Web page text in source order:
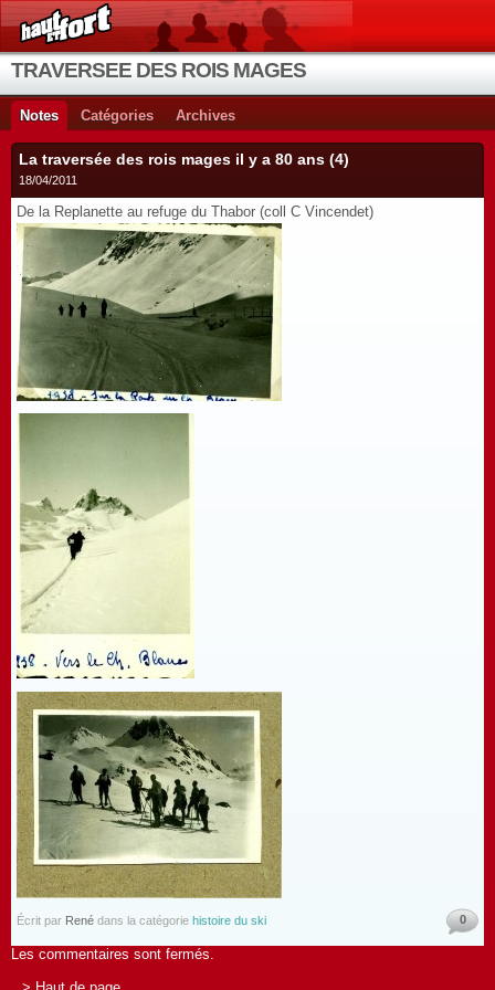
TRAVERSEE DES ROIS MAGES
Notes Catégories Archives
La traversée des rois mages il y a 80 ans (4)
18/04/2011
De la Replanette au refuge du Thabor (coll C Vincendet)
Écrit par René dans la catégorie histoire du ski 0
Les commentaires sont fermés.